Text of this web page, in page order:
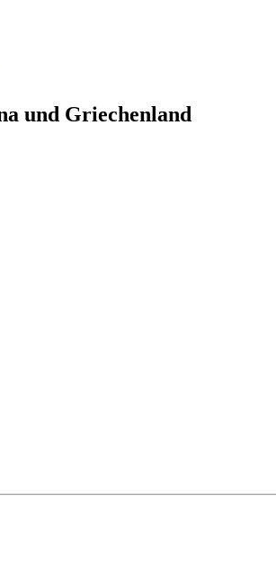
und Griechenland